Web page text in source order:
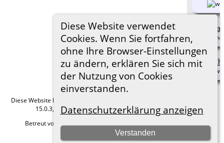
Diese Website verwendet
Cookies. Wenn Sie fortfahren,
ohne Ihre Browser-Einstellungen
zu ändern, erklären Sie sich mit
der Nutzung von Cookies
einverstanden.
Datenschutzerklärung anzeigen
Verstanden
Diese Website läuft mit
15.0.3, programmiert von Darrin Lythgoe © 2001-2026.
Betreut von
Hier geht es zum Impressum